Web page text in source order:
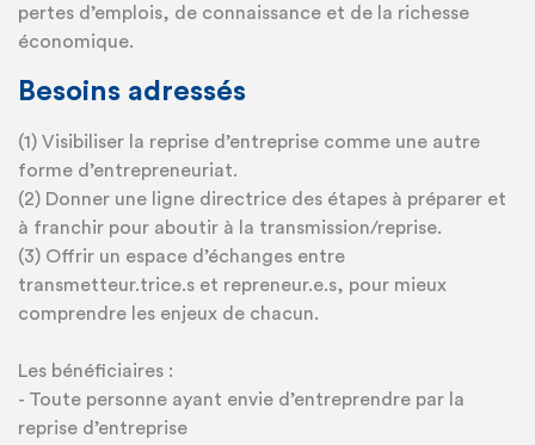
pertes d’emplois, de connaissance et de la richesse
économique.
Besoins adressés
(1) Visibiliser la reprise d’entreprise comme une autre
forme d’entrepreneuriat.
(2) Donner une ligne directrice des étapes à préparer et
à franchir pour aboutir à la transmission/reprise.
(3) Offrir un espace d’échanges entre
transmetteur.trice.s et repreneur.e.s, pour mieux
comprendre les enjeux de chacun.
Les bénéficiaires :
- Toute personne ayant envie d’entreprendre par la
reprise d’entreprise